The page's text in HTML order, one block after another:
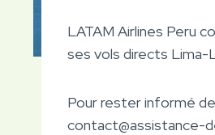
LATAM Airlines Peru
ses vols directs Lima-
Pour rester informé
contact@assistance-